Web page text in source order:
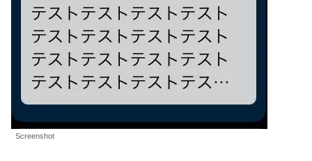
Screenshot